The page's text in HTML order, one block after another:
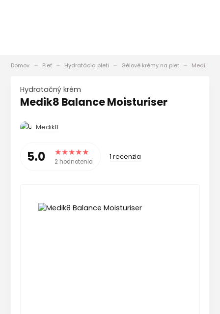
Domov Pleť Hydratácia pleti Gélové krémy na pleť Medik8 Balance Moisturiser
Hydratačný krém
Medik8 Balance Moisturiser
Medik8
5.0 2 hodnotenia
1 recenzia